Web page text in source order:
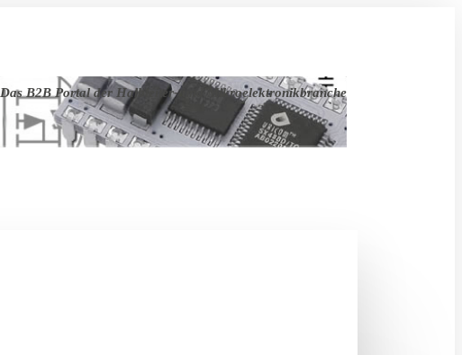
Das B2B Portal der Halbleiter- und Mikroelektronikbranche